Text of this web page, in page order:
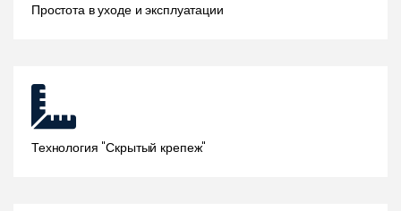
Простота в уходе и эксплуатации
Технология "Скрытый крепеж"